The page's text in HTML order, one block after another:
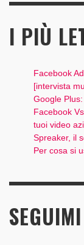
I PIÙ
Facebook
[intervista
Google
Facebook
tuoi video
Spreaker, il
Per cosa si
SEGUIMI